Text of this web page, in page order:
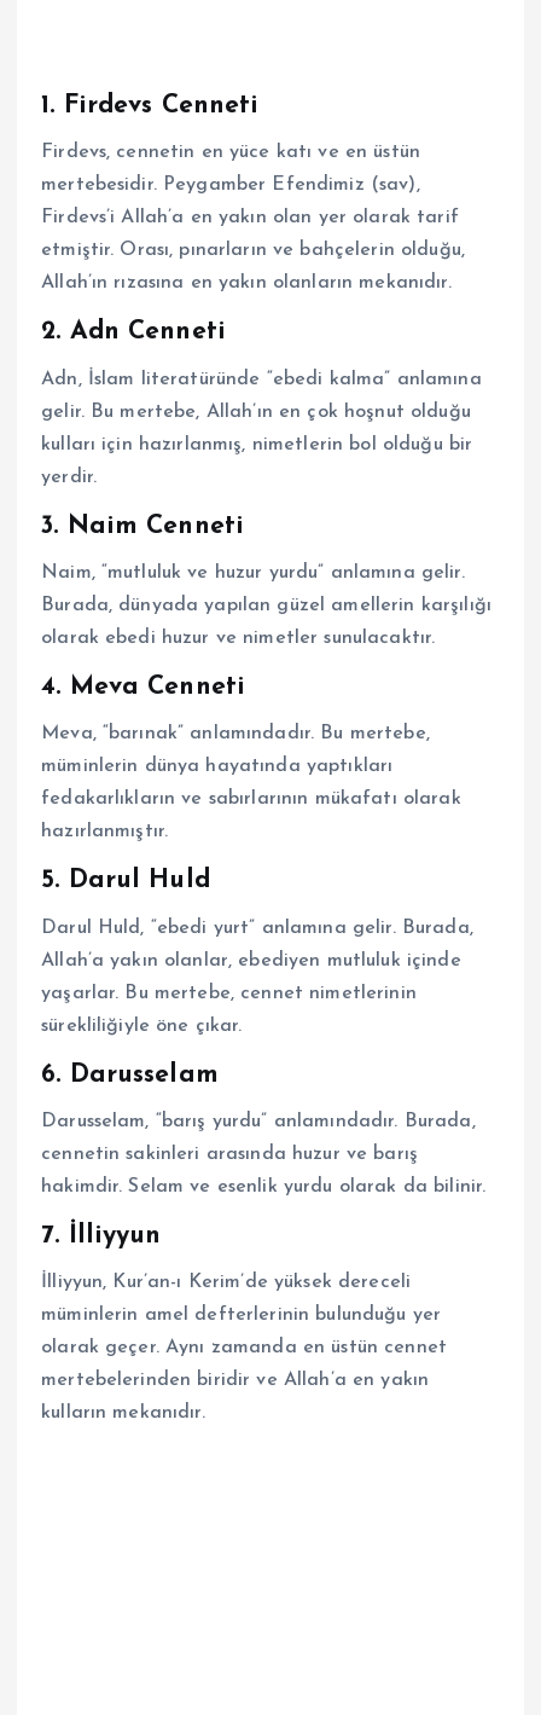
1. Firdevs Cenneti
Firdevs, cennetin en yüce katı ve en üstün
mertebesidir. Peygamber Efendimiz (sav),
Firdevs’i Allah’a en yakın olan yer olarak tarif
etmiştir. Orası, pınarların ve bahçelerin olduğu,
Allah’ın rızasına en yakın olanların mekanıdır.
2. Adn Cenneti
Adn, İslam literatüründe “ebedi kalma” anlamına
gelir. Bu mertebe, Allah’ın en çok hoşnut olduğu
kulları için hazırlanmış, nimetlerin bol olduğu bir
yerdir.
3. Naim Cenneti
Naim, “mutluluk ve huzur yurdu” anlamına gelir.
Burada, dünyada yapılan güzel amellerin karşılığı
olarak ebedi huzur ve nimetler sunulacaktır.
4. Meva Cenneti
Meva, “barınak” anlamındadır. Bu mertebe,
müminlerin dünya hayatında yaptıkları
fedakarlıkların ve sabırlarının mükafatı olarak
hazırlanmıştır.
5. Darul Huld
Darul Huld, “ebedi yurt” anlamına gelir. Burada,
Allah’a yakın olanlar, ebediyen mutluluk içinde
yaşarlar. Bu mertebe, cennet nimetlerinin
sürekliliğiyle öne çıkar.
6. Darusselam
Darusselam, “barış yurdu” anlamındadır. Burada,
cennetin sakinleri arasında huzur ve barış
hakimdir. Selam ve esenlik yurdu olarak da bilinir.
7. İlliyyun
İlliyyun, Kur’an-ı Kerim’de yüksek dereceli
müminlerin amel defterlerinin bulunduğu yer
olarak geçer. Aynı zamanda en üstün cennet
mertebelerinden biridir ve Allah’a en yakın
kulların mekanıdır.